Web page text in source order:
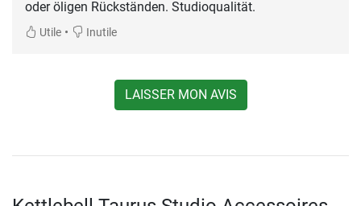
oder öligen Rückständen. Studioqualität.
Utile • Inutile
LAISSER MON AVIS